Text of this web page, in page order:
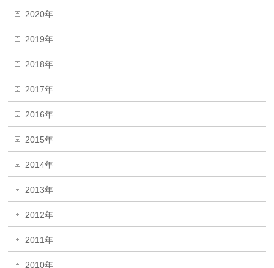
2020年
2019年
2018年
2017年
2016年
2015年
2014年
2013年
2012年
2011年
2010年